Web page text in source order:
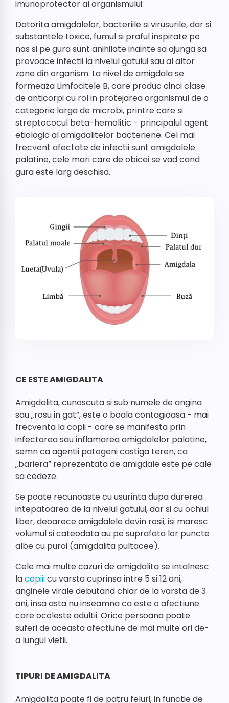
imunoprotector al organismului.
Datorita amigdalelor, bacteriile si virusurile, dar si
substantele toxice, fumul si praful inspirate pe
nas si pe gura sunt anihilate inainte sa ajunga sa
provoace infectii la nivelul gatului sau al altor
zone din organism. La nivel de amigdala se
formeaza Limfocitele B, care produc cinci clase
de anticorpi cu rol in protejarea organismul de o
categorie larga de microbi, printre care si
streptococul beta-hemolitic - principalul agent
etiologic al amigdalitelor bacteriene. Cel mai
frecvent afectate de infectii sunt amigdalele
palatine, cele mari care de obicei se vad cand
gura este larg deschisa.
CE ESTE AMIGDALITA
Amigdalita, cunoscuta si sub numele de angina
sau „rosu in gat”, este o boala contagioasa - mai
frecventa la copii - care se manifesta prin
infectarea sau inflamarea amigdalelor palatine,
semn ca agentii patogeni castiga teren, ca
„bariera” reprezentata de amigdale este pe cale
sa cedeze.
Se poate recunoaste cu usurinta dupa durerea
intepatoarea de la nivelul gatului, dar si cu ochiul
liber, deoarece amigdalele devin rosii, isi maresc
volumul si cateodata au pe suprafata lor puncte
albe cu puroi (amigdalita pultacee).
Cele mai multe cazuri de amigdalita se intalnesc
lacopiiicu varsta cuprinsa intre 5 si 12 ani,
anginele virale debutand chiar de la varsta de 3
ani, insa asta nu inseamna ca este o afectiune
care ocoleste adultii. Orice persoana poate
suferi de aceasta afectiune de mai multe ori de-
a lungul vietii.
TIPURI DE AMIGDALITA
Amigdalita poate fi de patru feluri, in functie de